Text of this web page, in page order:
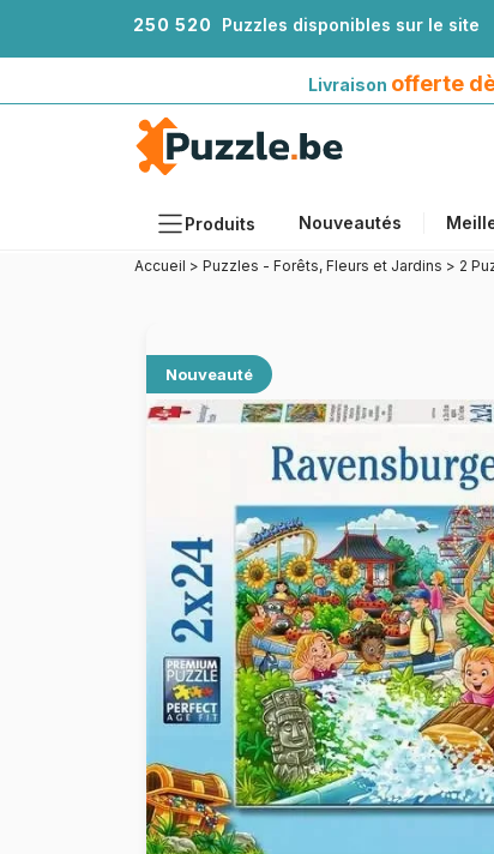
250 520 Puzzles disponibles sur le site
Livraison offerte
Produits Nouveautés
Formats
Âges
Puzzles en bois
Peinture au numéro
Accueil > Puzzles - Forêts, Fleurs et Jardins > 2
Nouveauté